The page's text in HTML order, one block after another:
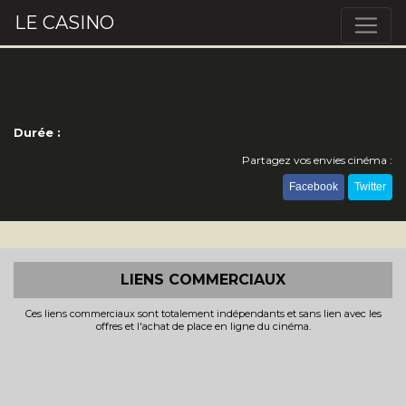
LE CASINO
Durée :
Partagez vos envies cinéma :
Facebook Twitter
LIENS COMMERCIAUX
Ces liens commerciaux sont totalement indépendants et sans lien avec les
offres et l'achat de place en ligne du cinéma.